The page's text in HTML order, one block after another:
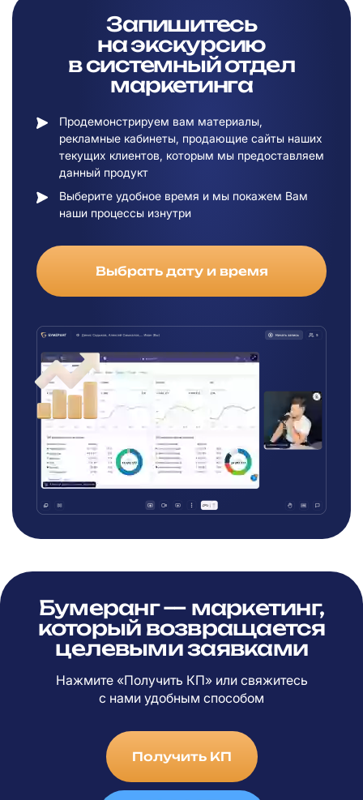
Запишитесь
наэкскурсию
всистемный отдел
маркетинга
Продемонстрируем вам материалы,
рекламные кабинеты, продающие сайты наших
текущих клиентов, которым мы предоставляем
данный продукт
Выберите удобное время и мы покажем Вам
наши процессы изнутри
Выбрать дату и время
Бумеранг — маркетинг,
который возвращается
целевыми заявками
Нажмите «Получить КП» или свяжитесь
с нами удобным способом
Получить КП